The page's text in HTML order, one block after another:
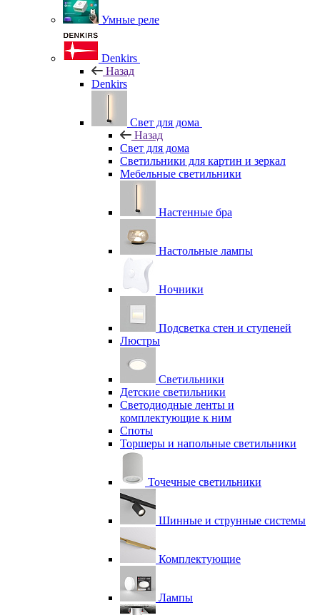
Умные реле
Denkirs
Назад
Denkirs
Свет для дома
Назад
Свет для дома
Светильники для картин и зеркал
Мебельные светильники
Настенные бра
Настольные лампы
Ночники
Подсветка стен и ступеней
Люстры
Светильники
Детские светильники
Светодиодные ленты и
комплектующие к ним
Споты
Торшеры и напольные светильники
Точечные светильники
Шинные и струнные системы
Комплектующие
Лампы